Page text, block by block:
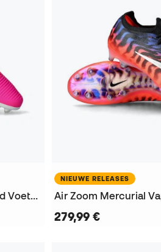
Phantom 6 Low Pro FG/MG Kind Voetbalschoenen
NIEUWE RELEASES
279,99 €